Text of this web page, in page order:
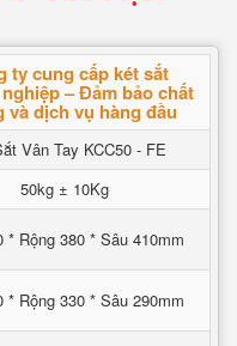
ty cung cấp két sắt
– Đảm bảo chất
và dịch vụ hàng đầu
Vân Tay KCC50 - FE
50kg ± 10Kg
* Rộng 380 * Sâu 410mm
* Rộng 330 * Sâu 290mm